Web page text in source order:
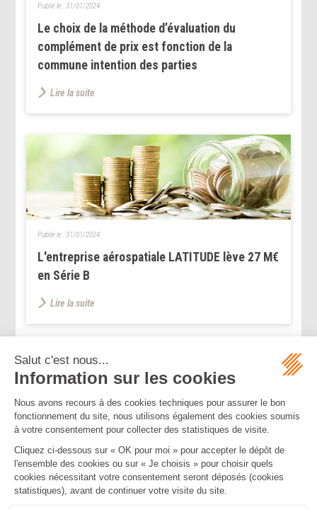
Le choix de la méthode d’évaluation du
complément de prix est fonction de la
commune intention des parties
Publié le :31/01/2024
Lire la suite
L'entreprise aérospatiale LATITUDE lève 27 M€
en Série B
Publié le :31/01/2024
Lire la suite
<< < ... 156
>>
Mentions légalesPolitique de confidentialitéPolitique de cookies
Plan du site